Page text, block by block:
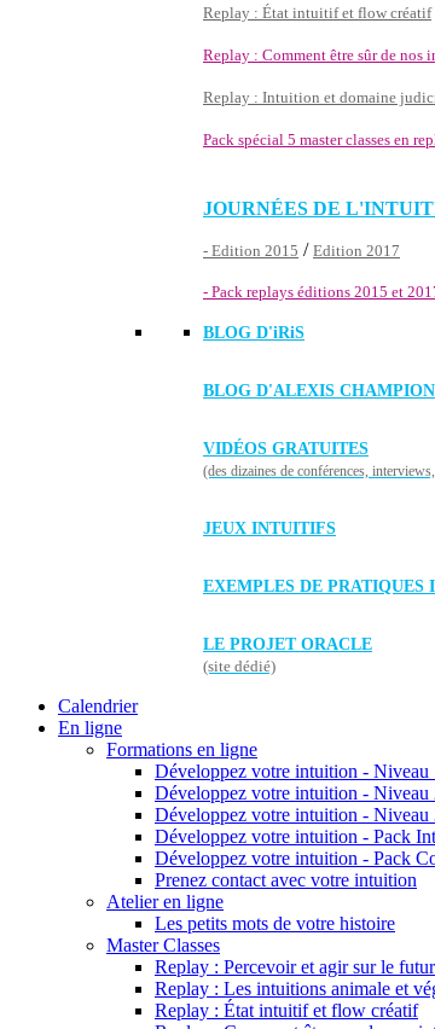
Replay : État intuitif et flow créatif
Replay : Comment être sûr de nos
Replay : Intuition et domaine
Pack spécial 5 master classes en
JOURNÉES DE
- Edition 2015 / Edition 2017
- Pack replays éditions 2015 et
BLOG D'iRiS
BLOG D'ALEXIS CHAMPION
VIDÉOS GRATUITES
(des dizaines de conférences,
JEUX INTUITIFS
EXEMPLES DE PRATIQUES
LE PROJET ORACLE
(site dédié)
Calendrier
En ligne
Formations en ligne
Développez votre intuition - Niveau
Développez votre intuition - Niveau
Développez votre intuition - Niveau
Développez votre intuition - Pack
Développez votre intuition - Pack
Prenez contact avec votre intuition
Atelier en ligne
Les petits mots de votre histoire
Master Classes
Replay : Percevoir et agir sur le futur
Replay : Les intuitions animale et
Replay : État intuitif et flow créatif